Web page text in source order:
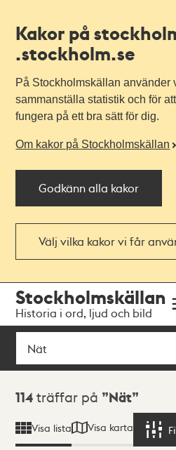
Kakor på
.stockholm.se
På Stockholmskällan använder
sammanställa statistik och för
fungera på ett bra sätt för dig.
Om kakor på Stockholmskällan
Godkänn alla kakor
Välj vilka kakor vi får
navigationen
huvudinnehållet
Stockholmskällan
Historia i ord, ljud och bild
Sök
Sökresultat
114 träffar på Nät
Visa lista Visa karta